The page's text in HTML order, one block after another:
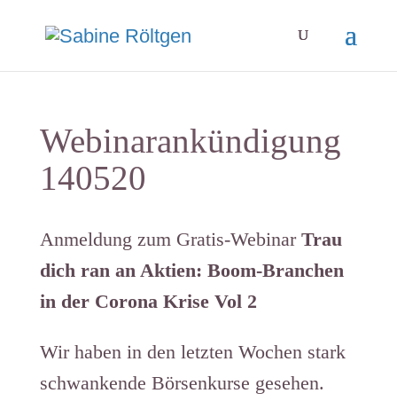
Webinarankündigung
140520
Anmeldung zum Gratis-Webinar Trau
dich ran an Aktien: Boom-Branchen
in der Corona Krise Vol 2
Wir haben in den letzten Wochen stark
schwankende Börsenkurse gesehen.